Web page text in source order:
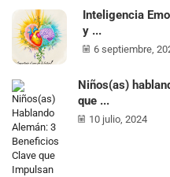
Inteligencia
y ...
6 septiembre,
Niños(as)
que ...
10 julio, 2024